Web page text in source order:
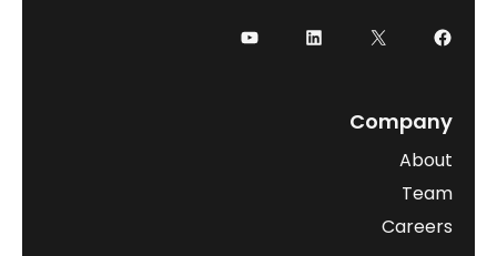
فيسبوك
إكس لينكد إن يوتيوب
Company
About
Team
Careers